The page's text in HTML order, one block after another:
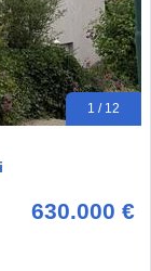
1 / 12
630.000 €